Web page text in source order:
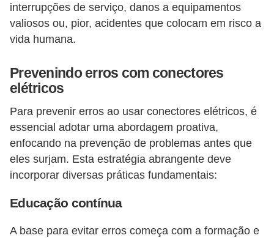
interrupções de serviço, danos a equipamentos
valiosos ou, pior, acidentes que colocam em risco a
vida humana.
Prevenindo erros com conectores
elétricos
Para prevenir erros ao usar conectores elétricos, é
essencial adotar uma abordagem proativa,
enfocando na prevenção de problemas antes que
eles surjam. Esta estratégia abrangente deve
incorporar diversas práticas fundamentais:
Educação contínua
A base para evitar erros começa com a formação e